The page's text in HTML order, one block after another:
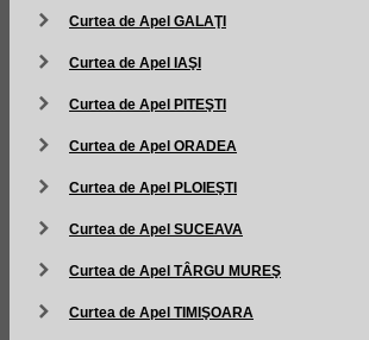
Curtea de Apel GALAŢI
Curtea de Apel IAŞI
Curtea de Apel PITEŞTI
Curtea de Apel ORADEA
Curtea de Apel PLOIEŞTI
Curtea de Apel SUCEAVA
Curtea de Apel TÂRGU MUREŞ
Curtea de Apel TIMIŞOARA